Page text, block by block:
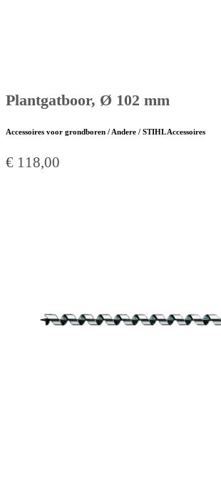
Plantgatboor, Ø 102 mm
Accessoires voor grondboren / Andere / STIHL Accessoires
€ 118,00